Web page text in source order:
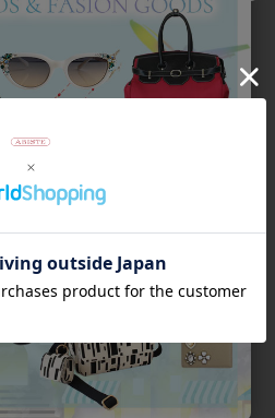
ながらの内側から輝くような光
。天然真珠よりも傷が付きにく
化が少ないため扱いやすく、気軽
ルの魅力です。